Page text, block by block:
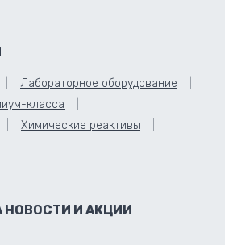
Лабораторное оборудование
класса
Химические реактивы
И АКЦИИ